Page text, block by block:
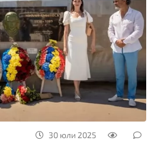
30 юли 2025